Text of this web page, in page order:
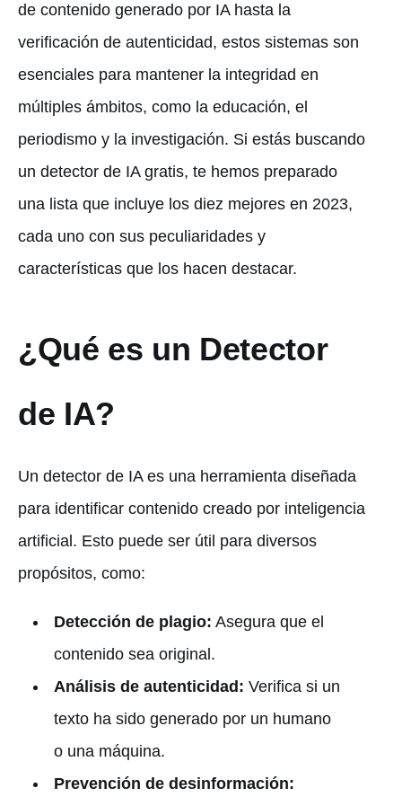
de contenido generado por IA hasta la
verificación de autenticidad, estos sistemas son
esenciales para mantener la integridad en
múltiples ámbitos, como la educación, el
periodismo y la investigación. Si estás buscando
un detector de IA gratis, te hemos preparado
una lista que incluye los diez mejores en 2023,
cada uno con sus peculiaridades y
características que los hacen destacar.
¿Qué es un Detector
de IA?
Un detector de IA es una herramienta diseñada
para identificar contenido creado por inteligencia
artificial. Esto puede ser útil para diversos
propósitos, como:
Detección de plagio: Asegura que el
contenido sea original.
Análisis de autenticidad: Verifica si un
texto ha sido generado por un humano
o una máquina.
Prevención de desinformación: